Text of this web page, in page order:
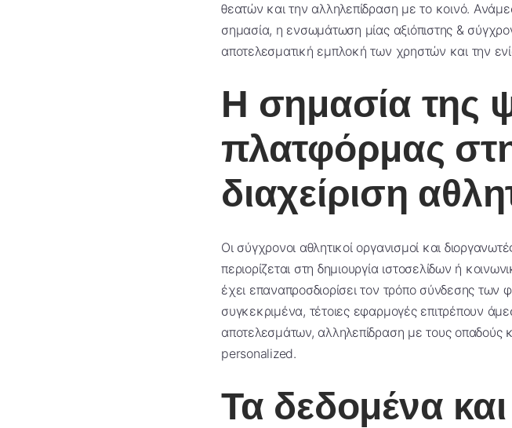
θεατών και την αλληλεπίδραση με το κοινό.
σημασία, η ενσωμάτωση μίας αξιόπιστης &
αποτελεσματική εμπλοκή των χρηστών και την
Η σημασία της
πλατφόρμας
διαχείριση
Οι σύγχρονοι αθλητικοί οργανισμοί και
περιορίζεται στη δημιουργία ιστοσελίδων ή
έχει επαναπροσδιορίσει τον τρόπο σύνδεσης των
συγκεκριμένα, τέτοιες εφαρμογές επιτρέπουν
αποτελεσμάτων, αλληλεπίδραση με τους
personalized.
Τα δεδομένα